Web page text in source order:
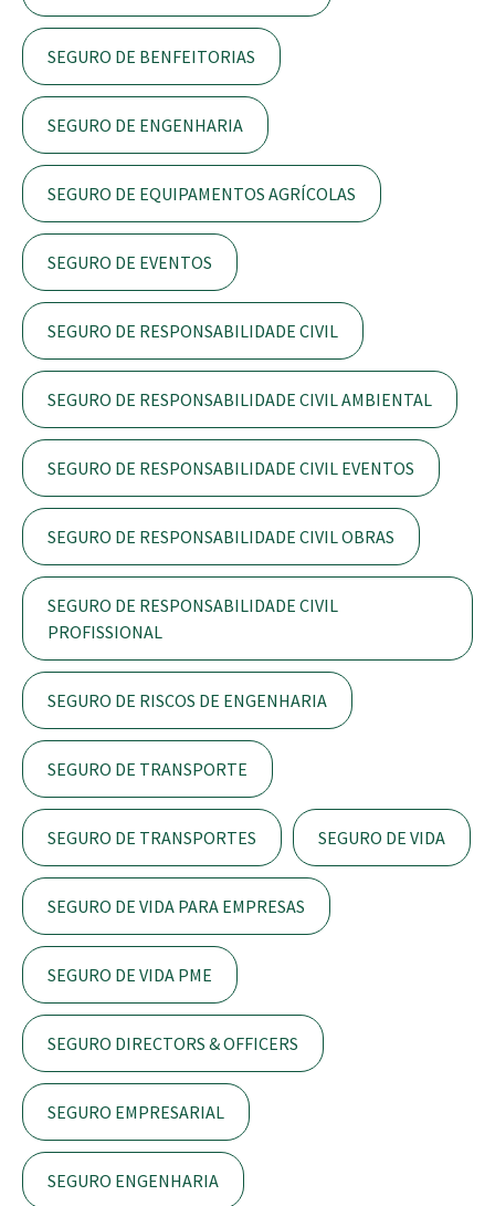
SEGURO DE BENFEITORIAS
SEGURO DE ENGENHARIA
SEGURO DE EQUIPAMENTOS AGRÍCOLAS
SEGURO DE EVENTOS
SEGURO DE RESPONSABILIDADE CIVIL
SEGURO DE RESPONSABILIDADE CIVIL AMBIENTAL
SEGURO DE RESPONSABILIDADE CIVIL EVENTOS
SEGURO DE RESPONSABILIDADE CIVIL OBRAS
SEGURO DE RESPONSABILIDADE CIVIL
PROFISSIONAL
SEGURO DE RISCOS DE ENGENHARIA
SEGURO DE TRANSPORTE
SEGURO DE TRANSPORTES SEGURO DE VIDA
SEGURO DE VIDA PARA EMPRESAS
SEGURO DE VIDA PME
SEGURO DIRECTORS & OFFICERS
SEGURO EMPRESARIAL
SEGURO ENGENHARIA